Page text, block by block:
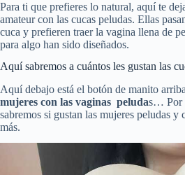
Para ti que prefieres lo natural, aquí te
amateur con las cucas peludas. Ellas
cuca y prefieren traer la vagina llena de
para algo han sido diseñados.
Aquí sabremos a cuántos les gustan las
Aquí debajo está el botón de manito
mujeres con las vaginas peludas… Por
sabremos si gustan las mujeres peludas y
más.